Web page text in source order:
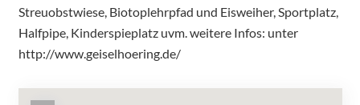
Streuobstwiese, Biotoplehrpfad und Eisweiher, Sportplatz,
Halfpipe, Kinderspieplatz uvm. weitere Infos: unter
http://www.geiselhoering.de/